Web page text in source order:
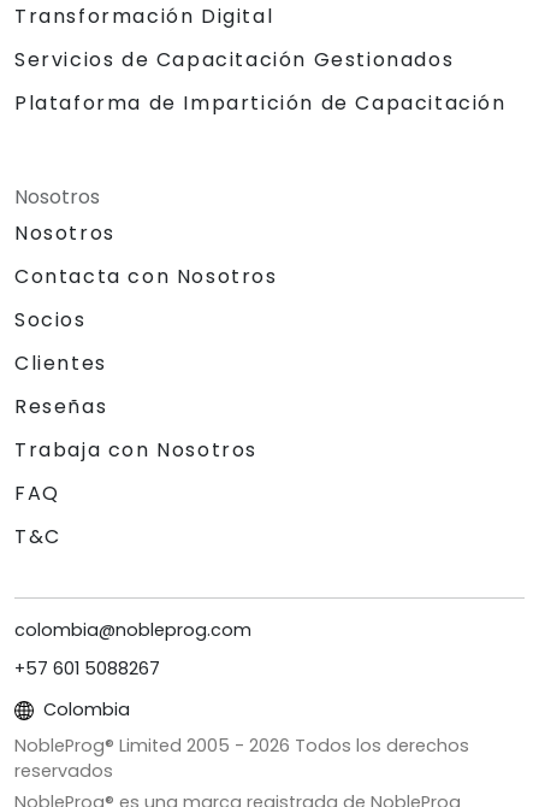
Transformación Digital
Servicios de Capacitación Gestionados
Plataforma de Impartición de Capacitación
Nosotros
Nosotros
Contacta con Nosotros
Socios
Clientes
Reseñas
Trabaja con Nosotros
FAQ
T&C
colombia@nobleprog.com
+57 601 5088267
Colombia
NobleProg® Limited 2005 - 2026 Todos los derechos
reservados
NobleProg® es una marca registrada de NobleProg